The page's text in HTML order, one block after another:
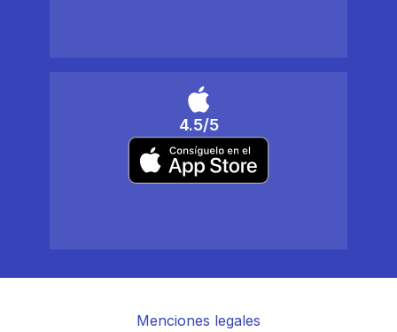
4.5/5
Menciones legales